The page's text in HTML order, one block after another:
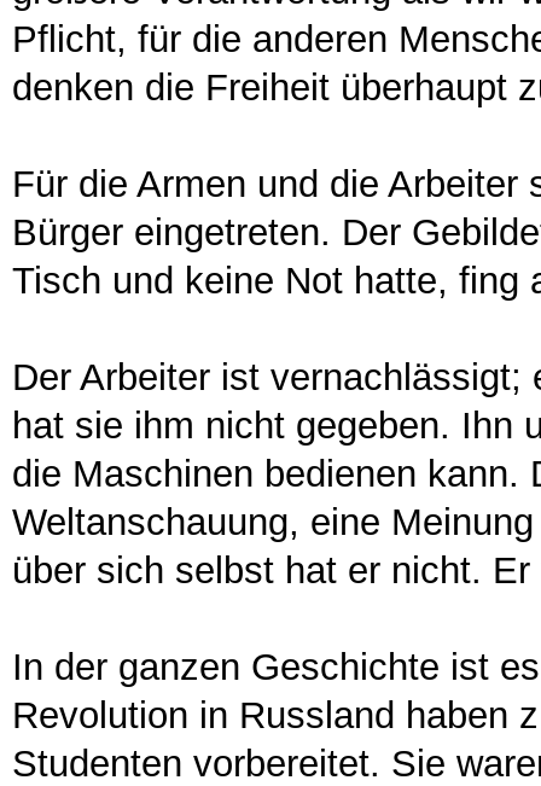
Pflicht, für die anderen
denken die Freiheit überhaupt
Für die Armen und die
Bürger eingetreten. Der
Tisch und keine Not hatte, fing
Der Arbeiter ist
hat sie ihm nicht gegeben. Ihn
die Maschinen bedienen kann.
Weltanschauung, eine
über sich selbst hat er nicht.
In der ganzen Geschichte ist
Revolution in Russland haben
Studenten vorbereitet. Sie